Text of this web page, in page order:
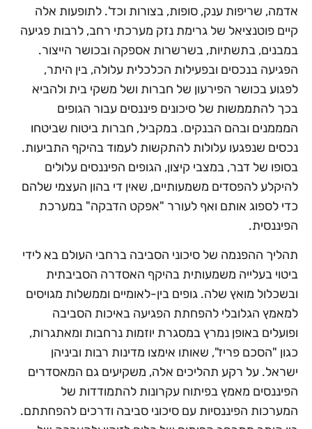
אדמה, שריפות ענק, סופות, בצורות וכד'. לתופעות אלה
קיים פוטנציאל של גרימת נזק מערכתי רחב, לרבות פגיעה
במבנים, בתשתיות, בשרשרות אספקה ובכושר הייצור.
הפגיעה בנכסים ובפעילות הכלכלית עלולה, בין היתר,
לפגוע בכושר הפירעון של חברות ושל משקי בית ולהביא
בכך להתממשות של סיכונים פיננסים עבור הגופים
המממנים ובהם הבנקים. במקביל, חברות ביטוח שביטחו
נכסים שנפגעו עלולות להתקשות לעמוד בהיקף התביעות.
בסופו של דבר, במצבי קיצון, הגופים הפיננסים עלולים
להיקלע להפסדים משמעותיים, שאין די בהון העצמי שלהם
כדי לספוג אותם ואף לעורר "אפקט הדבקה" במערכת
הפיננסית.
תהליך ההפנמה של סיכוני הסביבה ברחבי העולם בא לידי
ביטוי בעלייה משמעותית בהיקף האסדרה הסביבתית
ובשכלול מואץ שלה. גופים בין-לאומיים וממשלות מגויסים
למאמץ הגלובלי להפחתת הפגיעה באיכות הסביבה
ופועלים באופן נמרץ במסגרת יוזמות נרחבות ומאתגרות,
כגון "הסכם פריז", שאותו אימצו מדינות רבות וביניהן
ישראל. על רקע תהליכים אלה, משקיעים גם המאסדרים
הפיננסים מאמץ בפיתוח עקרונות להתמודדות של
המערכות הפיננסיות עם סיכוני סביבה ודרכים להפחתתם.